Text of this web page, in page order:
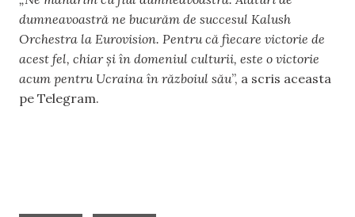
dumneavoastră ne bucurăm de succesul Kalush
Orchestra la Eurovision. Pentru că fiecare victorie de
acest fel, chiar și în domeniul culturii, este o victorie
acum pentru Ucraina în războiul său”, a scris aceasta
pe Telegram.